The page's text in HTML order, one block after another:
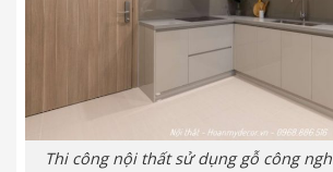
Thi công nội thất sử dụng gỗ công